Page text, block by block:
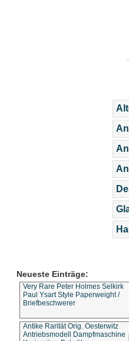
Neueste Einträge:
Very Rare Peter Holmes Selkirk
Paul Ysart Style Paperweight /
Briefbeschwerer
Antike Rarität Orig. Oesterwitz
Antriebsmodell Dampfmaschine